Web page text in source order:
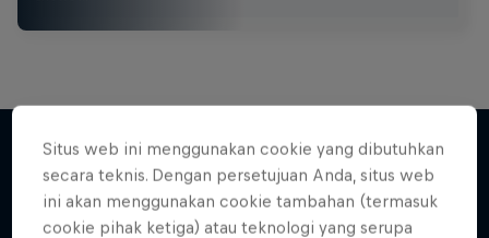
Lebih banyak seperti ini
Situs web ini menggunakan cookie yang dibutuhkan
secara teknis. Dengan persetujuan Anda, situs web
ini akan menggunakan cookie tambahan (termasuk
cookie pihak ketiga) atau teknologi yang serupa